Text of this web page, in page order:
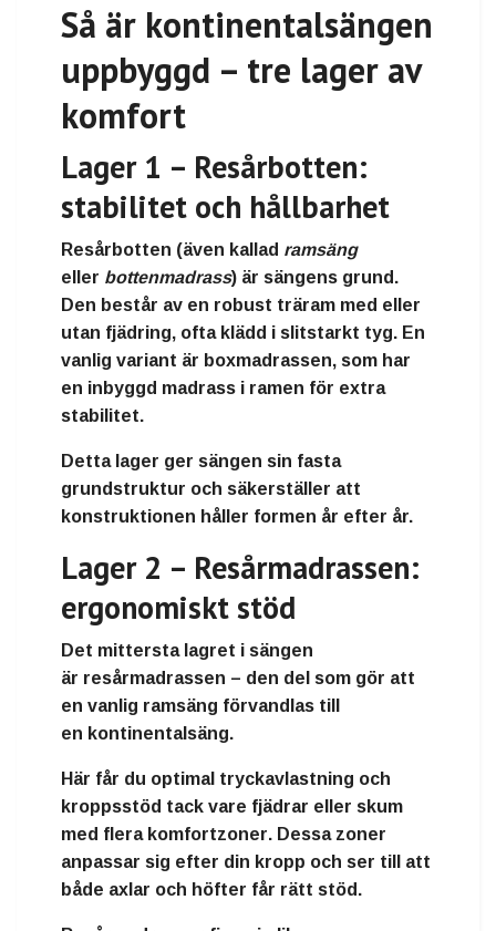
Så är kontinentalsängen
uppbyggd – tre lager av
komfort
Lager 1 – Resårbotten:
stabilitet och hållbarhet
Resårbotten (även kallad ramsäng
eller bottenmadrass) är sängens grund.
Den består av en robust träram med eller
utan fjädring, ofta klädd i slitstarkt tyg. En
vanlig variant är boxmadrassen, som har
en inbyggd madrass i ramen för extra
stabilitet.
Detta lager ger sängen sin fasta
grundstruktur och säkerställer att
konstruktionen håller formen år efter år.
Lager 2 – Resårmadrassen:
ergonomiskt stöd
Det mittersta lagret i sängen
är resårmadrassen – den del som gör att
en vanlig ramsäng förvandlas till
en kontinentalsäng.
Här får du optimal tryckavlastning och
kroppsstöd tack vare fjädrar eller skum
med flera komfortzoner. Dessa zoner
anpassar sig efter din kropp och ser till att
både axlar och höfter får rätt stöd.